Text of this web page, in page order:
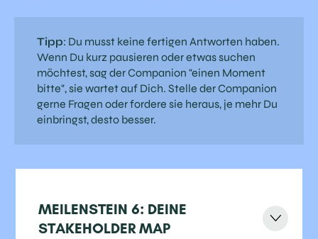
Tipp: Du musst keine fertigen Antworten haben.
Wenn Du kurz pausieren oder etwas suchen
möchtest, sag der Companion "einen Moment
bitte", sie wartet auf Dich. Stelle der Companion
gerne Fragen oder fordere sie heraus, je mehr Du
einbringst, desto besser.
MEILENSTEIN 6: DEINE
STAKEHOLDER MAP